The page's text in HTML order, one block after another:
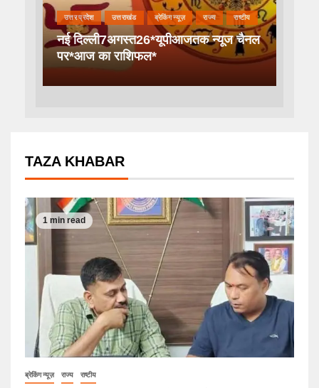
उत्तर प्रदेश उत्तराखंड ब्रेकिंग न्यूज़ राज्य राष्टीय
नई दिल्ली7अगस्त26*यूपीआजतक न्यूज चैनल
पर*आज का राशिफल*
TAZA KHABAR
1 min read
ब्रेकिंग न्यूज़ राज्य राष्टीय